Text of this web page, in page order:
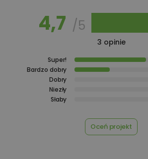
Projekt ogrzewania gazowego
Projekt ogrzewania podłogowego
Projekt wentylacji mechanicznej
4,7 /5
3 opinie
Super!
Bardzo dobry
Dobry
Niezły
Słaby
Oceń projekt